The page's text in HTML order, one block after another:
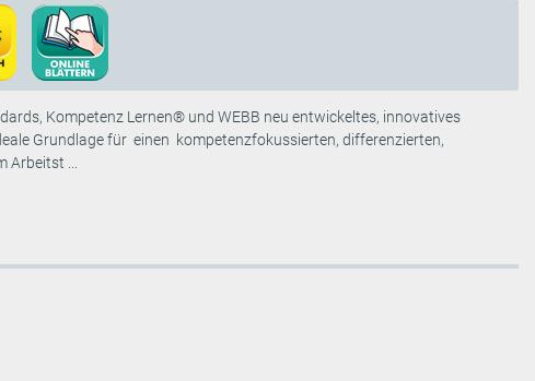
Kompetenz Lernen® und WEBB neu entwickeltes, innovatives
Grundlage für einen kompetenzfokussierten, differenzierten,
...